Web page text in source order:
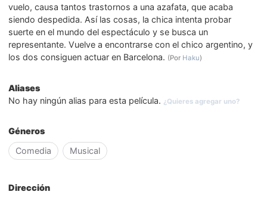
vuelo, causa tantos trastornos a una azafata, que acaba
siendo despedida. Así las cosas, la chica intenta probar
suerte en el mundo del espectáculo y se busca un
representante. Vuelve a encontrarse con el chico argentino, y
los dos consiguen actuar en Barcelona. (Por Haku)
Aliases
No hay ningún alias para esta película. ¿Quieres agregar uno?
Géneros
Comedia
Musical
Dirección